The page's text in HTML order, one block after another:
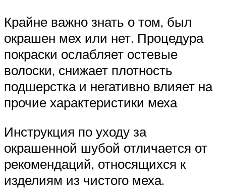
Крайне важно знать о том, был
окрашен мех или нет. Процедура
покраски ослабляет остевые
волоски, снижает плотность
подшерстка и негативно влияет на
прочие характеристики меха
Инструкция по уходу за
окрашенной шубой отличается от
рекомендаций, относящихся к
изделиям из чистого меха.